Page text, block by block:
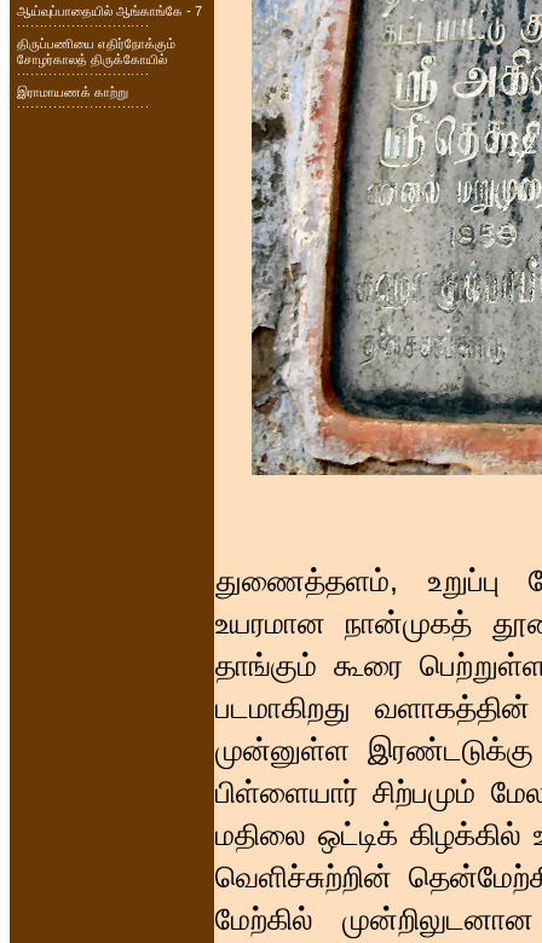
ஆய்வுப்பாதையில் ஆங்காங்கே - 7
திருப்பணியை எதிர்நோக்கும்
சோழர்காலத் திருக்கோயில்
இராமாயணக் காற்று
துணைத்தளம், உறுப்பு
உயரமான நான்முகத்
தாங்கும் கூரை
படமாகிறது
முன்னுள்ள இரண்டடுக்கு
பிள்ளையார் சிற்பமும்
மதிலை ஒட்டிக்
வெளிச்சுற்றின்
மேற்கில்